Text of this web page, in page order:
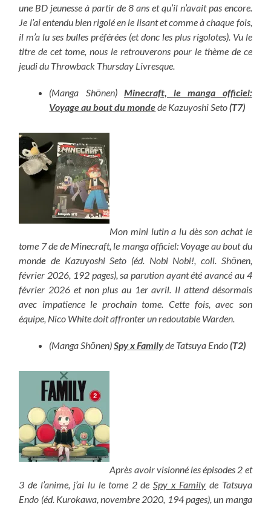
une BD jeunesse à partir de 8 ans et qu’il n’avait pas encore.
Je l’ai entendu bien rigolé en le lisant et comme à chaque fois,
il m’a lu ses bulles préférées (et donc les plus rigolotes). Vu le
titre de cet tome, nous le retrouverons pour le thème de ce
jeudi du Throwback Thursday Livresque.
(Manga Shōnen) Minecraft, le manga officiel:
Voyage au bout du mondede Kazuyoshi Seto(T7)
Mon mini lutin a lu dès son achat le
tome 7 de de Minecraft, le manga officiel: Voyage au bout du
monde de Kazuyoshi Seto (éd. Nobi Nobi!, coll. Shōnen,
février 2026, 192 pages), sa parution ayant été avancé au 4
février 2026 et non plus au 1er avril. Il attend désormais
avec impatience le prochain tome. Cette fois, avec son
équipe, Nico White doit affronter un redoutable Warden.
(Manga Shōnen)Spy x Familyde Tatsuya Endo(T2)
Après avoir visionné les épisodes 2 et
3 de l’anime, j’ai lu le tome 2 de Spy x Family de Tatsuya
Endo (éd. Kurokawa, novembre 2020, 194 pages), un manga